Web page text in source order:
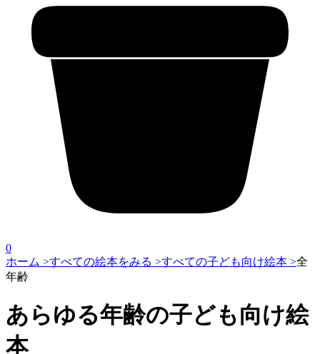
0
ホーム >すべての絵本をみる >すべての子ども向け絵本 >全
年齢
あらゆる年齢の子ども向け絵
本